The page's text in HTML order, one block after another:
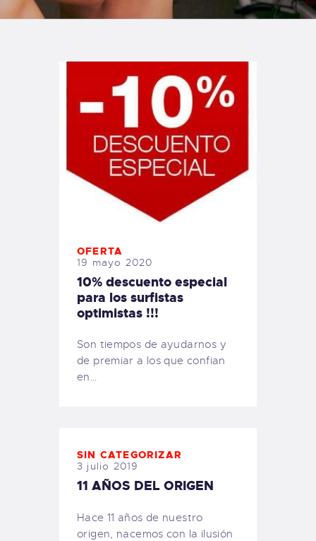
TIENDA FAMILY SURFERS
OFERTA
19 mayo 2020
10% descuento especial
para los surfistas
optimistas !!!
Son tiempos de ayudarnos y
de premiar a los que confian
en…
SIN CATEGORIZAR
3 julio 2019
11 AÑOS DEL ORIGEN
Hace 11 años de nuestro
origen, nacemos con la ilusión